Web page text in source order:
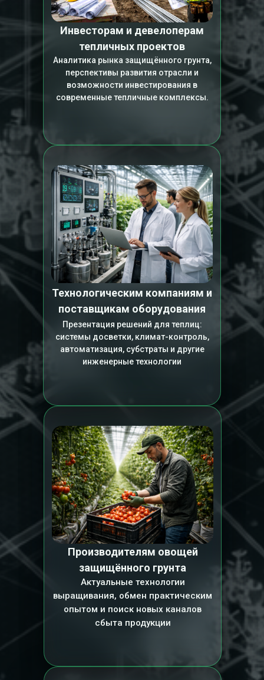
Инвесторам и девелоперам
тепличных проектов
Аналитика рынка защищённого грунта,
перспективы развития отрасли и
возможности инвестирования в
современные тепличные комплексы.
Технологическим компаниям и
поставщикам оборудования
Презентация решений для теплиц:
системы досветки, климат-контроль,
автоматизация, субстраты и другие
инженерные технологии
Производителям овощей
защищённого грунта
Актуальные технологии
выращивания, обмен практическим
опытом и поиск новых каналов
сбыта продукции